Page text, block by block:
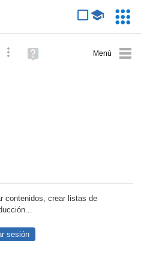
Búsqueda avanzada
Ayuda
(en
contenidos, crear listas de
sesión